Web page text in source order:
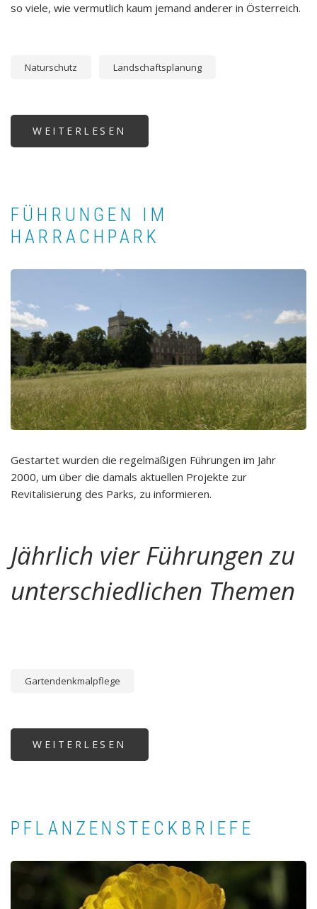
so viele, wie vermutlich kaum jemand anderer in Österreich.
Naturschutz Landschaftsplanung
WEITERLESEN
FLÄCHEN
FÜHRUNGEN IM
HARRACHPARK
Gestartet wurden die regelmäßigen Führungen im Jahr
2000, um über die damals aktuellen Projekte zur
Revitalisierung des Parks, zu informieren.
Jährlich vier Führungen zu
unterschiedlichen Themen
Gartendenkmalpflege
WEITERLESEN
IM
PFLANZENSTECKBRIEFE